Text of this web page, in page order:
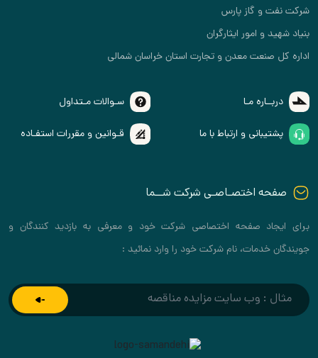
شرکت نفت و گاز پارس
بنیاد شهید و امور ایثارگران
اداره کل صنعت معدن و تجارت استان خراسان شمالی
دربــاره مـا سـوالات مـتداول
پشتیبانی و ارتباط با ما قـوانین و مقررات استفـاده
صفحه اختصـاصـی شرکت شــما
برای ایجاد صفحه اختصاصی شرکت خود و معرفی به بازدید کنندگان و
جویندگان خدمات، نام شرکت خود را وارد نمائید :